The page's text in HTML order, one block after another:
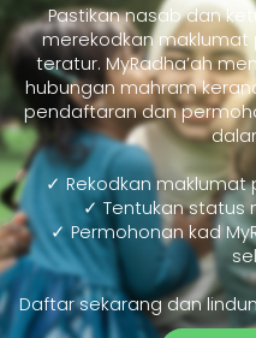
Pastikan nasab dan
merekodkan maklumat
teratur. MyRadha’ah
hubungan mahram
pendaftaran dan
✓ Rekodkan
✓ Tentukan status
✓ Permohonan kad
Daftar sekarang dan